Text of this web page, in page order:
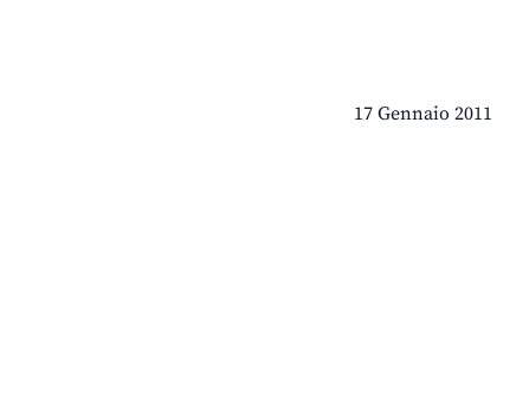
17 Gennaio 2011